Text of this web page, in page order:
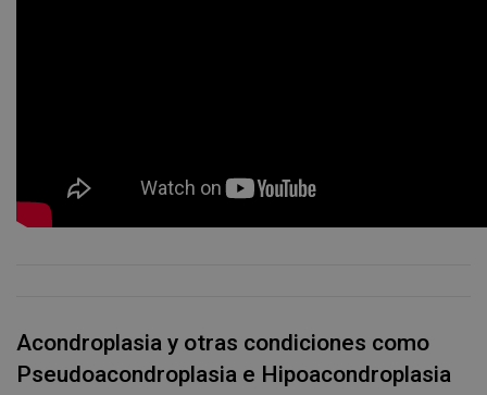
Acondroplasia y otras condiciones como
Pseudoacondroplasia e Hipoacondroplasia